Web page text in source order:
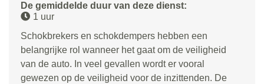
De gemiddelde duur van deze dienst:
1 uur
Schokbrekers en schokdempers hebben een
belangrijke rol wanneer het gaat om de veiligheid
van de auto. In veel gevallen wordt er vooral
gewezen op de veiligheid voor de inzittenden. De